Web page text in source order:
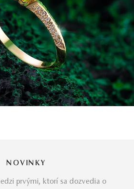
NOVINKY
prvými, ktorí sa dozvedia o